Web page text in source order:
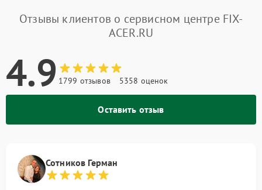
Отзывы клиентов о сервисном центре FIX-
ACER.RU
4.9 1799 отзывов 5358 оценок
Оставить отзыв
Сотников Герман